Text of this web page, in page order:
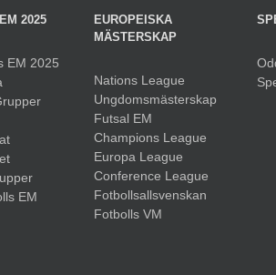
2025
EM 2025
EM
EUROPEISKA
MÄSTERSKAP
Nations League
Ungdomsmästerskap
Futsal EM
Champions League
Europa League
Conference League
Fotbollsallsvenskan
Fotbolls VM